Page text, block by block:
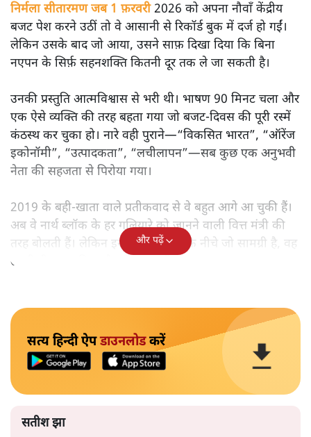
निर्मला सीतारमण जब 1 फ़रवरी2026 को अपना नौवाँ केंद्रीय
बजट पेश करने उठीं तो वे आसानी से रिकॉर्ड बुक में दर्ज हो गईं।
लेकिन उसके बाद जो आया, उसने साफ़ दिखा दिया कि बिना
नएपन के सिर्फ़ सहनशक्ति कितनी दूर तक ले जा सकती है।
उनकी प्रस्तुति आत्मविश्वास से भरी थी। भाषण 90 मिनट चला और
एक ऐसे व्यक्ति की तरह बहता गया जो बजट‑दिवस की पूरी रस्में
कंठस्थ कर चुका हो। नारे वही पुराने—“विकसित भारत”, “ऑरेंज
इकोनॉमी”, “उत्पादकता”, “लचीलापन”—सब कुछ एक अनुभवी
नेता की सहजता से पिरोया गया।
2019 के बही‑खाता वाले प्रतीकवाद से वे बहुत आगे आ चुकी हैं।
अब वे नार्थ ब्लॉक के हर गलियारे को जानने वाली वित्त मंत्री की
तरह बोलती हैं। लेकिन इस आत्मविश्वास के नीचे जो सामग्री है, वह
उतनी ही अनुमानित और दोहराव भरी।
और पढ़ें
सत्य हिन्दी ऐपडाउनलोडकरें
सतीश झा